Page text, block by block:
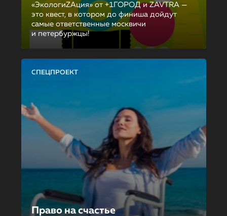
«ЭкологиZAция» от +1ГОРОД и ZAVTRA —
это квест, в котором до финиша дойдут
самые ответственные москвичи
и петербуржцы!
СПЕЦПРОЕКТ
Право на счастье